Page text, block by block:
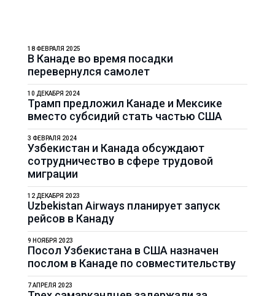
В Канаде во время посадки
перевернулся самолет
18 ФЕВРАЛЯ 2025
Трамп предложил Канаде и Мексике
вместо субсидий стать частью США
10 ДЕКАБРЯ 2024
Узбекистан и Канада обсуждают
сотрудничество в сфере трудовой
миграции
3 ФЕВРАЛЯ 2024
Uzbekistan Airways планирует запуск
рейсов в Канаду
12 ДЕКАБРЯ 2023
Посол Узбекистана в США назначен
послом в Канаде по совместительству
9 НОЯБРЯ 2023
7 АПРЕЛЯ 2023